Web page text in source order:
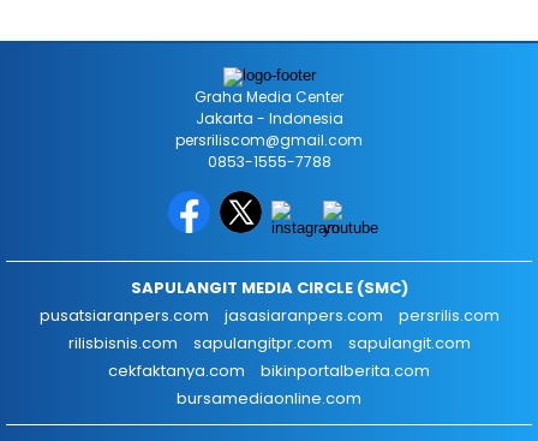
Graha Media Center
Jakarta - Indonesia
persriliscom@gmail.com
0853-1555-7788
SAPULANGIT MEDIA CIRCLE (SMC)
pusatsiaranpers.com
jasasiaranpers.com
persrilis.com
rilisbisnis.com
sapulangitpr.com
sapulangit.com
cekfaktanya.com
bikinportalberita.com
bursamediaonline.com